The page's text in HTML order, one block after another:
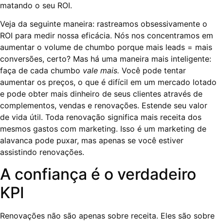
matando o seu ROI.
Veja da seguinte maneira: rastreamos obsessivamente o
ROI para medir nossa eficácia. Nós nos concentramos em
aumentar o volume de chumbo porque mais leads = mais
conversões, certo? Mas há uma maneira mais inteligente:
faça de cada chumbo vale mais. Você pode tentar
aumentar os preços, o que é difícil em um mercado lotado
e pode obter mais dinheiro de seus clientes através de
complementos, vendas e renovações. Estende seu valor
de vida útil. Toda renovação significa mais receita dos
mesmos gastos com marketing. Isso é um marketing de
alavanca pode puxar, mas apenas se você estiver
assistindo renovações.
A confiança é o verdadeiro
KPI
Renovações não são apenas sobre receita. Eles são sobre